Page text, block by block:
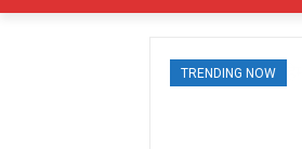
TRENDING NOW